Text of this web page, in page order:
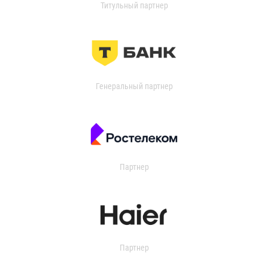
Титульный партнер
Генеральный партнер
Партнер
Партнер